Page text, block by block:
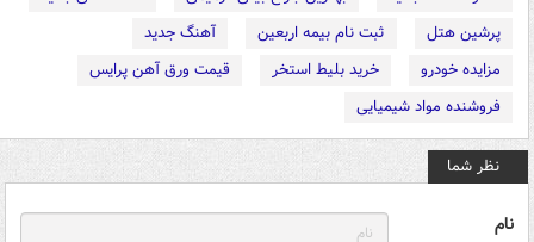
پرشین هتل
ثبت نام بیمه اربعین
آهنگ جدید
مزایده خودرو
خرید بلیط استخر
قیمت ورق آهن پرایس
فروشنده مواد شیمیایی
نظر شما
نام